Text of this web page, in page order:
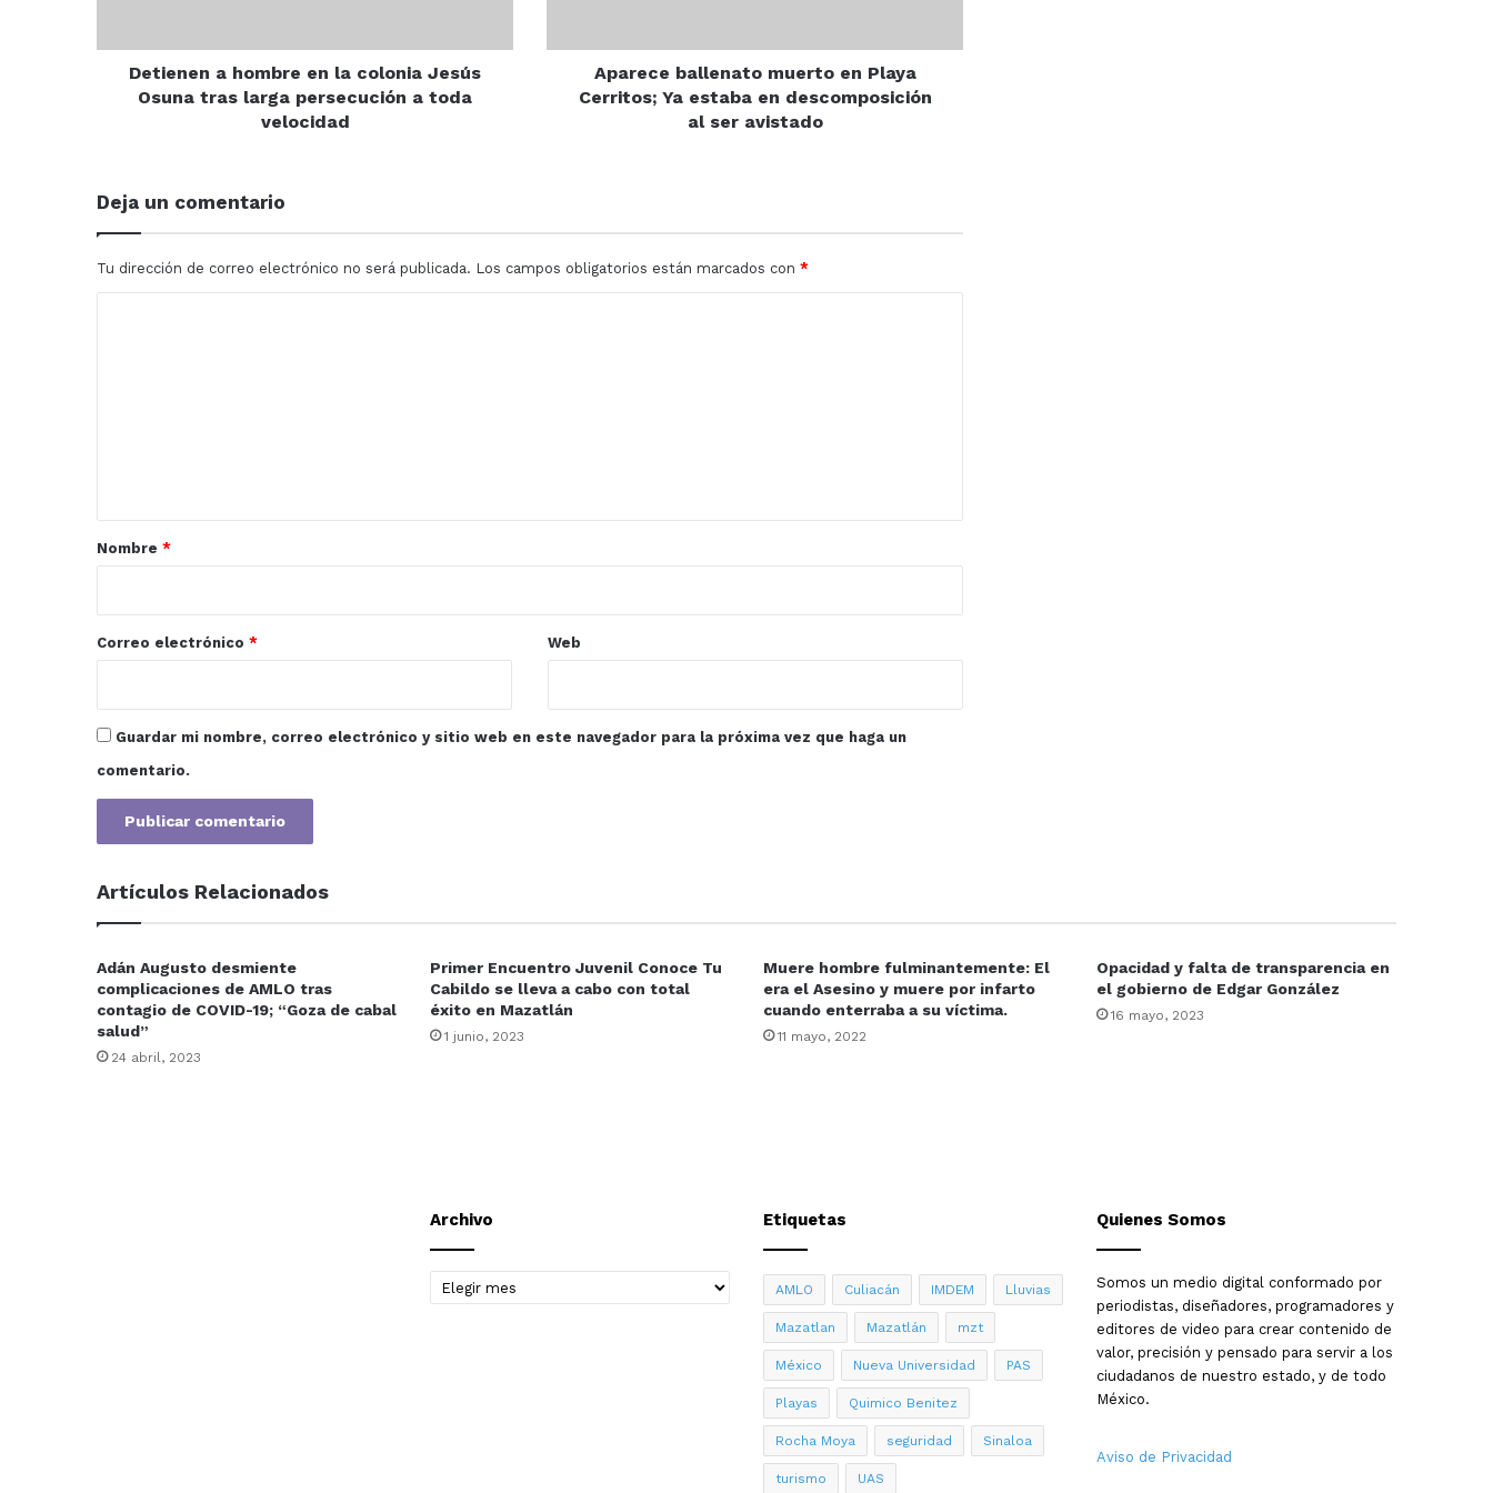
tras
persecución
Detienen a hombre en la colonia Jesús
Osuna tras larga persecución a toda
velocidad
en
descomposición
Aparece ballenato muerto en Playa
Cerritos; Ya estaba en descomposición
al ser avistado
Deja un comentario
Tu dirección de correo electrónico no será publicada. Los campos obligatorios están marcados con *
r
*
Nombre *
Correo electrónico * Web
Guardar mi nombre, correo electrónico y sitio web en este navegador para la próxima vez que haga un
comentario.
Artículos Relacionados
Adán Augusto desmiente
complicaciones de AMLO tras
contagio de COVID-19; “Goza de cabal
salud”
24 abril, 2023
Primer Encuentro Juvenil Conoce Tu
Cabildo se lleva a cabo con total
éxito en Mazatlán
1 junio, 2023
Muere hombre fulminantemente: El
era el Asesino y muere por infarto
cuando enterraba a su víctima.
11 mayo, 2022
Opacidad y falta de transparencia en
el gobierno de Edgar González
16 mayo, 2023
Archivo
Archivo
Etiquetas
AMLO Culiacán IMDEM Lluvias
Mazatlan Mazatlán mzt
México Nueva Universidad PAS
Playas Quimico Benitez
Rocha Moya seguridad Sinaloa
turismo UAS
Quienes Somos
Somos un medio digital conformado por
periodistas, diseñadores, programadores y
editores de video para crear contenido de
valor, precisión y pensado para servir a los
ciudadanos de nuestro estado, y de todo
México.
Aviso de Privacidad